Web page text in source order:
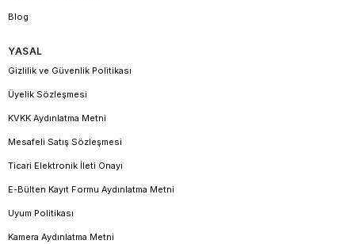
Blog
YASAL
Gizlilik ve Güvenlik Politikası
Üyelik Sözleşmesi
KVKK Aydınlatma Metni
Mesafeli Satış Sözleşmesi
Ticari Elektronik İleti Onayı
E-Bülten Kayıt Formu Aydınlatma Metni
Uyum Politikası
Kamera Aydınlatma Metni